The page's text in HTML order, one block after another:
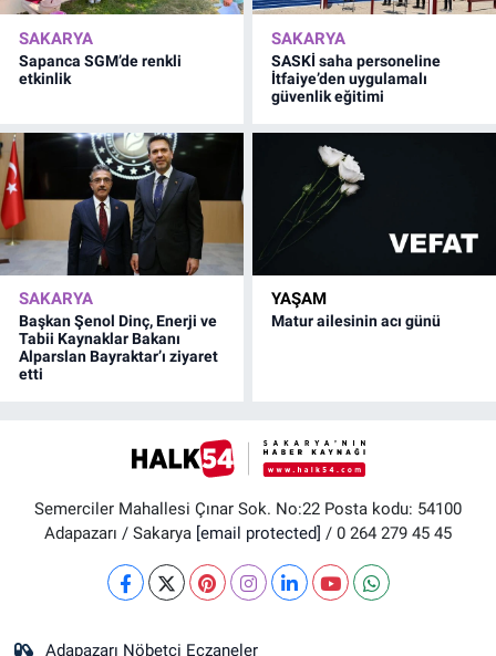
SAKARYA
Sapanca SGM’de renkli
etkinlik
SAKARYA
SASKİ saha personeline
İtfaiye’den uygulamalı
güvenlik eğitimi
SAKARYA
Başkan Şenol Dinç, Enerji ve
Tabii Kaynaklar Bakanı
Alparslan Bayraktar’ı ziyaret
etti
YAŞAM
Matur ailesinin acı günü
Semerciler Mahallesi Çınar Sok. No:22 Posta kodu: 54100
Adapazarı / Sakarya [email protected] / 0 264 279 45 45
Adapazarı Nöbetçi Eczaneler